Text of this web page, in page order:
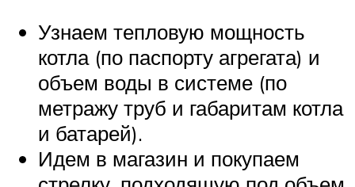
Узнаем тепловую мощность
котла (по паспорту агрегата) и
объем воды в системе (по
метражу труб и габаритам котла
и батарей).
Идем в магазин и покупаем